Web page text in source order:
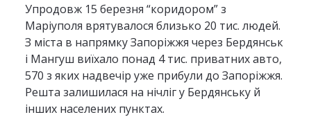
Упродовж 15 березня “коридором” з
Маріуполя врятувалося близько 20 тис. людей.
З міста в напрямку Запоріжжя через Бердянськ
і Мангуш виїхало понад 4 тис. приватних авто,
570 з яких надвечір уже прибули до Запоріжжя.
Решта залишилася на нічліг у Бердянську й
інших населених пунктах.